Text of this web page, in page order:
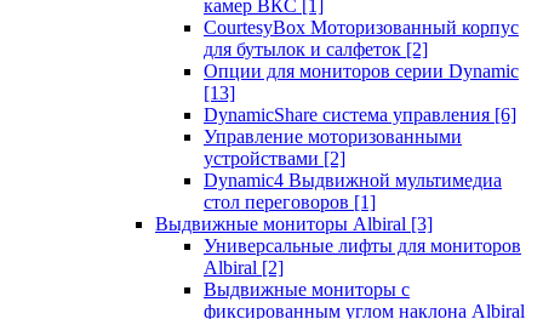
камер ВКС [1]
CourtesyBox Моторизованный корпус
для бутылок и салфеток [2]
Опции для мониторов серии Dynamic
[13]
DynamicShare система управления [6]
Управление моторизованными
устройствами [2]
Dynamic4 Выдвижной мультимедиа
стол переговоров [1]
Выдвижные мониторы Albiral [3]
Универсальные лифты для мониторов
Albiral [2]
Выдвижные мониторы с
фиксированным углом наклона Albiral